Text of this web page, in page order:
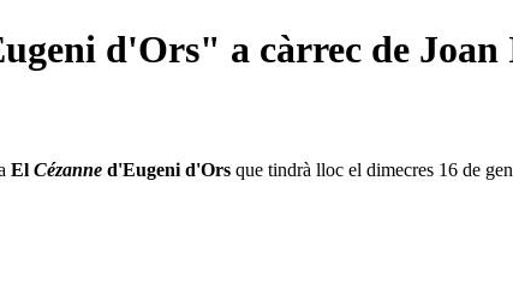
d'Ors" a càrrec de Joan
El Cézanne d'Eugeni d'Ors que tindrà lloc el dimecres 16 de